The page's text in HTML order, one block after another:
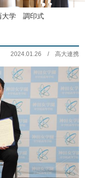
大学 調印式
2024.01.26 /高大連携